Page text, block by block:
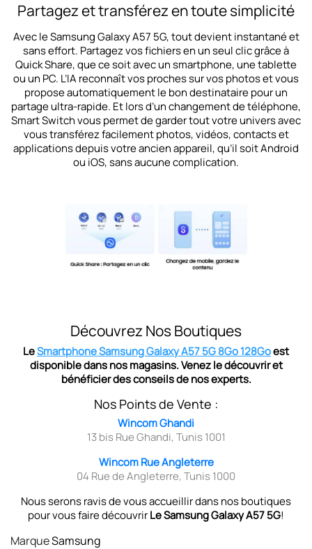
Partagez et transférez en toute simplicité
Avec le Samsung Galaxy A57 5G, tout devient instantané et
sans effort. Partagez vos fichiers en un seul clic grâce à
Quick Share, que ce soit avec unsmartphone, unetablette
ou un PC. L’IA reconnaît vos proches sur vos photos et vous
propose automatiquement le bon destinataire pour un
partage ultra-rapide. Et lors d’un changement de téléphone,
Smart Switch vous permet de garder tout votre univers avec
vous transférez facilement photos, vidéos, contacts et
applications depuis votre ancien appareil, qu’il soit Android
ou iOS, sans aucune complication.
Découvrez Nos Boutiques
LeSmartphone Samsung Galaxy A57 5G 8Go 128Goest
disponible dans nos magasins. Venez le découvrir et
bénéficier des conseils de nos experts.
Nos Points de Vente :
Wincom Ghandi
13 bis Rue Ghandi, Tunis 1001
Wincom Rue Angleterre
04 Rue de Angleterre, Tunis 1000
Nous serons ravis de vous accueillir dans nos boutiques
pour vous faire découvrirLe Samsung Galaxy A57 5G!
MarqueSamsung